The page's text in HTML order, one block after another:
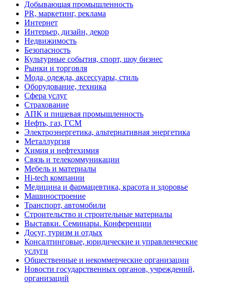
Добывающая промышленность
PR, маркетинг, реклама
Интернет
Интерьер, дизайн, декор
Недвижимость
Безопасность
Культурные события, спорт, шоу бизнес
Рынки и торговля
Мода, одежда, аксессуары, стиль
Оборудование, техника
Сфера услуг
Страхование
АПК и пищевая промышленность
Нефть, газ, ГСМ
Электроэнергетика, альтернативная энергетика
Металлургия
Химия и нефтехимия
Связь и телекоммуникации
Мебель и материалы
Hi-tech компании
Медицина и фармацевтика, красота и здоровье
Машиностроение
Транспорт, автомобили
Строительство и строительные материалы
Выставки. Семинары. Конференции
Досуг, туризм и отдых
Консалтинговые, юридические и управленческие
услуги
Общественные и некоммерческие организации
Новости государственных органов, учреждений,
организаций